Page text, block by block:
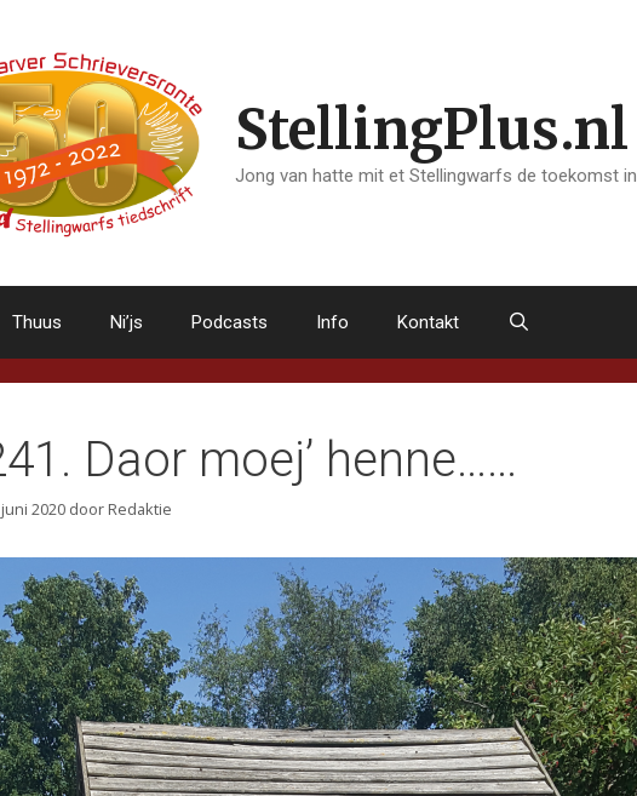
StellingPlus.nl
Jong van hatte mit et Stellingwarfs de toekomst in
Thuus Ni’js Podcasts Info Kontakt
Daor moej’ henne……
2020 door Redaktie